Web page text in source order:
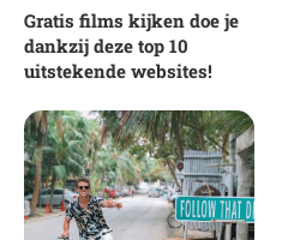
Gratis films kijken doe je
dankzij deze top 10
uitstekende websites!